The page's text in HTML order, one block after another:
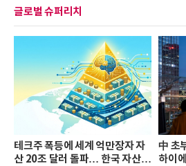
글로벌 슈퍼리치
테크주 폭등에 세계 억만장자 자
산 20조 달러 돌파… 한국 자산
中 초
하이